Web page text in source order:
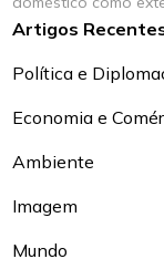
Artigos
Política e
Economia e
Ambiente
Imagem
Mundo